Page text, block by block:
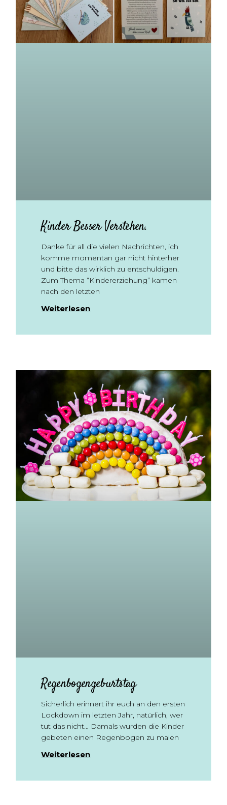
Kinder Besser Verstehen.
Danke für all die vielen Nachrichten, ich
komme momentan gar nicht hinterher
und bitte das wirklich zu entschuldigen.
Zum Thema “Kindererziehung” kamen
nach den letzten
Weiterlesen
Regenbogengeburtstag
Sicherlich erinnert ihr euch an den ersten
Lockdown im letzten Jahr, natürlich, wer
tut das nicht… Damals wurden die Kinder
gebeten einen Regenbogen zu malen
Weiterlesen